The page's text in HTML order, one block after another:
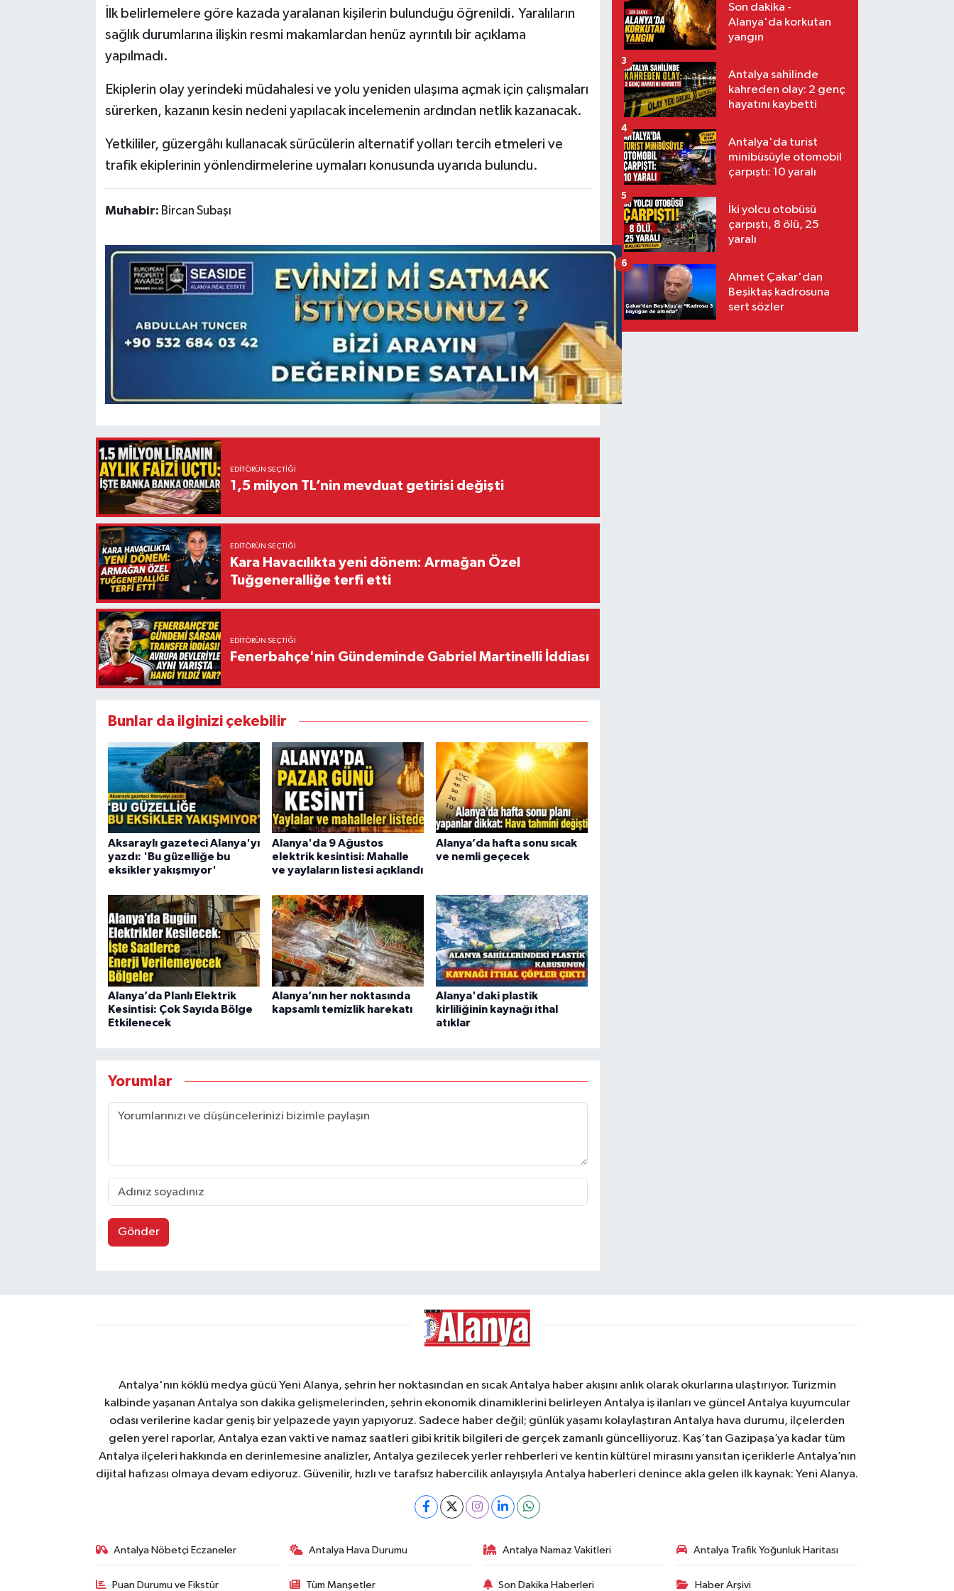
İlk belirlemelere göre kazada yaralanan kişilerin bulunduğu öğrenildi. Yaralıların
sağlık durumlarına ilişkin resmi makamlardan henüz ayrıntılı bir açıklama
yapılmadı.
Ekiplerin olay yerindeki müdahalesi ve yolu yeniden ulaşıma açmak için çalışmaları
sürerken, kazanın kesin nedeni yapılacak incelemenin ardından netlik kazanacak.
Yetkililer, güzergâhı kullanacak sürücülerin alternatif yolları tercih etmeleri ve
trafik ekiplerinin yönlendirmelerine uymaları konusunda uyarıda bulundu.
Muhabir: Bircan Subaşı
EDITÖRÜN SEÇTIĞI
1,5 milyon TL’nin mevduat getirisi değişti
EDITÖRÜN SEÇTIĞI
Kara Havacılıkta yeni dönem: Armağan Özel
Tuğgeneralliğe terfi etti
EDITÖRÜN SEÇTIĞI
Fenerbahçe'nin Gündeminde Gabriel Martinelli İddiası
Bunlar da ilginizi çekebilir
Aksaraylı gazeteci Alanya'yı
yazdı: 'Bu güzelliğe bu
eksikler yakışmıyor'
Alanya'da 9 Ağustos
elektrik kesintisi: Mahalle
ve yaylaların listesi açıklandı
Alanya’da hafta sonu sıcak
ve nemli geçecek
Alanya’da Planlı Elektrik
Kesintisi: Çok Sayıda Bölge
Etkilenecek
Alanya’nın her noktasında
kapsamlı temizlik harekatı
Alanya'daki plastik
kirliliğinin kaynağı ithal
atıklar
Yorumlar
Gönder
Son dakika -
Alanya'da korkutan
yangın
Antalya sahilinde
kahreden olay: 2 genç
hayatını kaybetti
3
Antalya'da turist
minibüsüyle otomobil
çarpıştı: 10 yaralı
4
İki yolcu otobüsü
çarpıştı, 8 ölü, 25
yaralı
5
Ahmet Çakar'dan
Beşiktaş kadrosuna
sert sözler
6
Antalya'nın köklü medya gücü Yeni Alanya, şehrin her noktasından en sıcak Antalya haber akışını anlık olarak okurlarına ulaştırıyor. Turizmin
kalbinde yaşanan Antalya son dakika gelişmelerinden, şehrin ekonomik dinamiklerini belirleyen Antalya iş ilanları ve güncel Antalya kuyumcular
odası verilerine kadar geniş bir yelpazede yayın yapıyoruz. Sadece haber değil; günlük yaşamı kolaylaştıran Antalya hava durumu, ilçelerden
gelen yerel raporlar, Antalya ezan vakti ve namaz saatleri gibi kritik bilgileri de gerçek zamanlı güncelliyoruz. Kaş’tan Gazipaşa’ya kadar tüm
Antalya ilçeleri hakkında en derinlemesine analizler, Antalya gezilecek yerler rehberleri ve kentin kültürel mirasını yansıtan içeriklerle Antalya’nın
dijital hafızası olmaya devam ediyoruz. Güvenilir, hızlı ve tarafsız habercilik anlayışıyla Antalya haberleri denince akla gelen ilk kaynak: Yeni Alanya.
Antalya Nöbetçi Eczaneler Antalya Hava Durumu Antalya Namaz Vakitleri Antalya Trafik Yoğunluk Haritası
Puan Durumu ve Fikstür Tüm Manşetler Son Dakika Haberleri Haber Arşivi